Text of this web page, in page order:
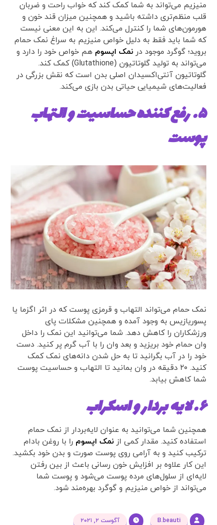
منیزیم می‌تواند به شما کمک کند که خواب راحت و ضربان
قلب منظم‌تری داشته باشید و همچنین میزان قند خون و
هورمون‌های شما را کنترل می‌کند. این به این معنی نیست
که شما باید فقط به دلیل خواص منیزیم به سراغ نمک حمام
بروید؛ گوگرد موجود درنمک اپسوم هم خواص خود را دارد‌ و
می‌تواند به تولید گلوتاتیون (Glutathione) کمک کند.
گلوتاتیون آنتی‌اکسیدان اصلی بدن است که نقش بزرگی در
فعالیت‌های شیمیایی حیاتی بدن بازی می‌کند.
۵. رفع کننده حساسیت و التهاب
پوست
نمک حمام می‌تواند التهاب و قرمزی پوست که در اثر اگزما یا
پسوریازیس به وجود آمده و همچنین مشکلات پای
ورزشکاران را کاهش دهد. شما می‌توانید این نمک را داخل
وان حمام خود بریزید و بعد وان را با آب گرم پر کنید. دست
خود را در آب بگرانید تا به حل شدن دانه‌های نمک کمک
کنید. ۲۰ دقیقه در وان بمانید تا التهاب و حساسیت پوست
شما کاهش بیابد.
۶. لایه بردار و اسکراب
همچنین شما می‌توانید به عنوان لایه‌بردار از نمک حمام
استفاده کنید. مقدار کمی ازنمک اپسوم را با روغن‌ بادام
ترکیب کنید و به آرامی روی پوست صورت و بدن خود بکشید.
این کار علاوه بر افزایش خون رسانی باعث از بین رفتن
لایه‌ای از سلول‌های مرده پوست می‌شود و پوست شما
می‌تواند از خواص منیزیم و گوگرد بهره‌مند شود.
B.beauti آگوست ۲, ۲۰۲۱